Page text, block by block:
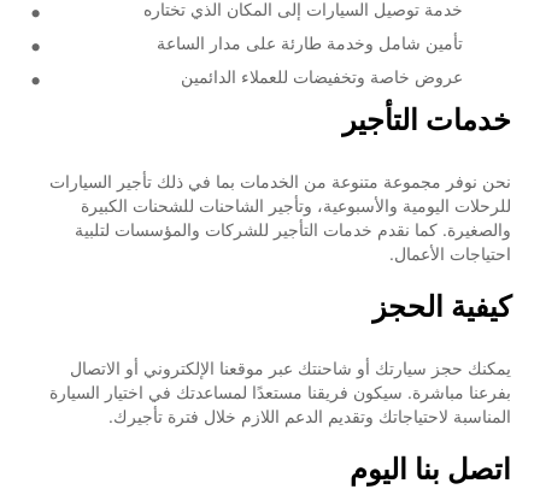
خدمة توصيل السيارات إلى المكان الذي تختاره
تأمين شامل وخدمة طارئة على مدار الساعة
عروض خاصة وتخفيضات للعملاء الدائمين
خدمات التأجير
نحن نوفر مجموعة متنوعة من الخدمات بما في ذلك تأجير السيارات
للرحلات اليومية والأسبوعية، وتأجير الشاحنات للشحنات الكبيرة
والصغيرة. كما نقدم خدمات التأجير للشركات والمؤسسات لتلبية
احتياجات الأعمال.
كيفية الحجز
يمكنك حجز سيارتك أو شاحنتك عبر موقعنا الإلكتروني أو الاتصال
بفرعنا مباشرة. سيكون فريقنا مستعدًا لمساعدتك في اختيار السيارة
المناسبة لاحتياجاتك وتقديم الدعم اللازم خلال فترة تأجيرك.
اتصل بنا اليوم